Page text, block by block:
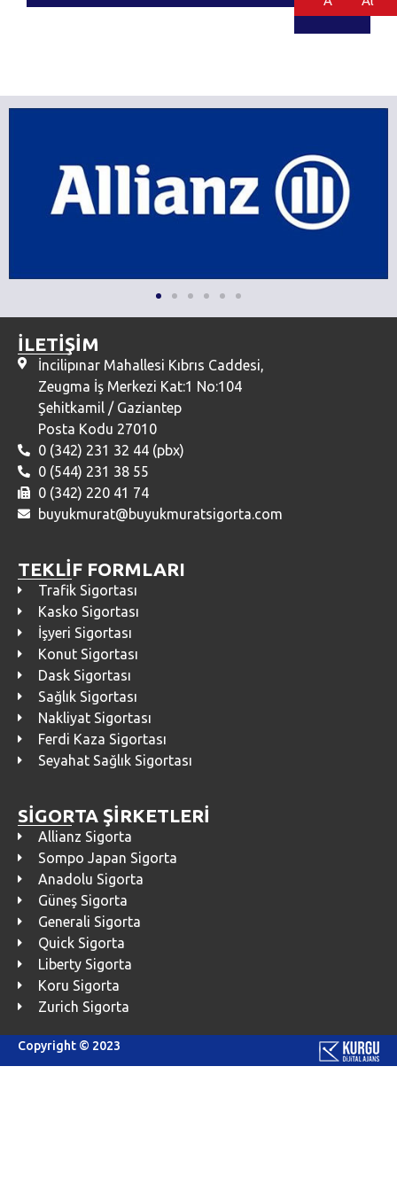
İLETİŞİM
İncilipınar Mahallesi Kıbrıs Caddesi,
Zeugma İş Merkezi Kat:1 No:104
Şehitkamil / Gaziantep
Posta Kodu 27010
0 (342) 231 32 44 (pbx)
0 (544) 231 38 55
0 (342) 220 41 74
buyukmurat@buyukmuratsigorta.com
TEKLİF FORMLARI
Trafik Sigortası
Kasko Sigortası
İşyeri Sigortası
Konut Sigortası
Dask Sigortası
Sağlık Sigortası
Nakliyat Sigortası
Ferdi Kaza Sigortası
Seyahat Sağlık Sigortası
SİGORTA ŞİRKETLERİ
Allianz Sigorta
Sompo Japan Sigorta
Anadolu Sigorta
Güneş Sigorta
Generali Sigorta
Quick Sigorta
Liberty Sigorta
Koru Sigorta
Zurich Sigorta
Copyright © 2023